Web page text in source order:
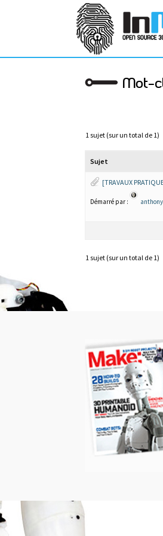
Mot-
1 sujet (sur un total de 1)
Sujet
[TRAVAUX
Démarré par : anthony
1 sujet (sur un total de 1)